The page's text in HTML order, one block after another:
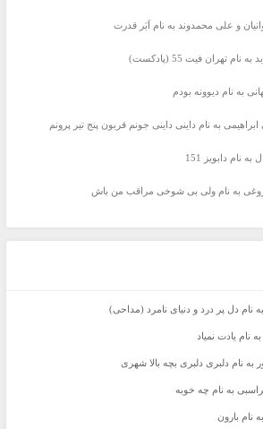
و علی محمدوند به نام اَبَر قدرت
تهران فیت 55 (پادکست)
به نام دیوونه بودم
به نام داینی داینی جونم قربون پنج تیر پرونم
نام دابویز 151
به نام ولی بی شوخی مراقب من باش
نام دل پر درد و دنیای نامرد (مداحی)
نام یادت نمیاد
به نام دلبری دلبری بچه بالا شهری
به نام چه خوبه
نام بارون